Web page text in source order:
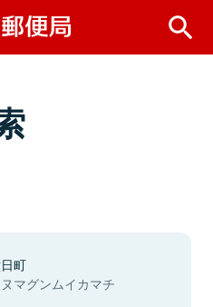
町
マグンムイカマチ